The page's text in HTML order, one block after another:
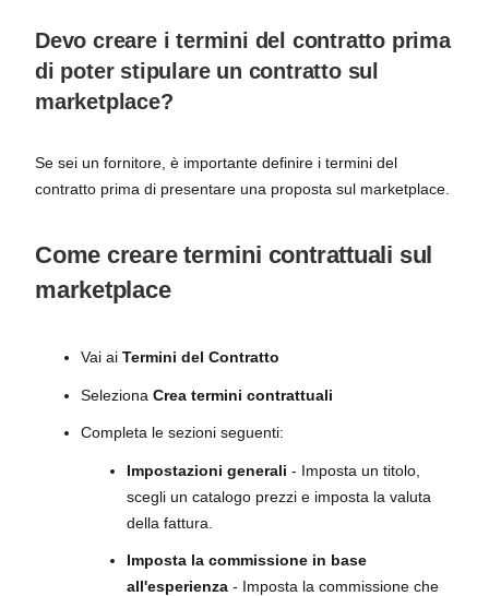
Devo creare i termini del contratto prima
di poter stipulare un contratto sul
marketplace?
Se sei un fornitore, è importante definire i termini del
contratto prima di presentare una proposta sul marketplace.
Come creare termini contrattuali sul
marketplace
Vai ai Termini del Contratto
Seleziona Crea termini contrattuali
Completa le sezioni seguenti:
Impostazioni generali - Imposta un titolo,
scegli un catalogo prezzi e imposta la valuta
della fattura.
Imposta la commissione in base
all'esperienza - Imposta la commissione che